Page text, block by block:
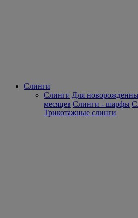
Слинги
Слинги Для
месяцев Слинги - шарфы
Трикотажные слинги